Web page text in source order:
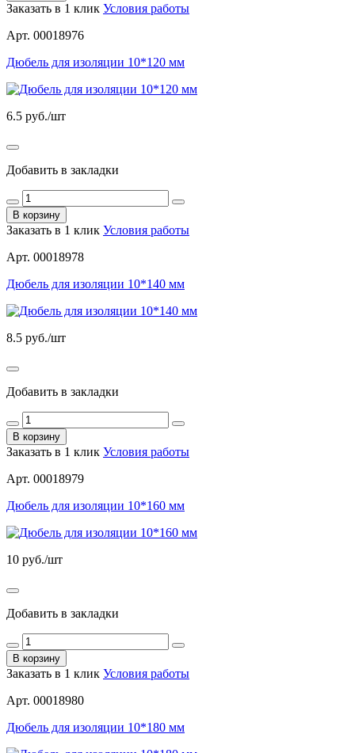
Заказать в 1 клик Условия работы
Арт. 00018976
Дюбель для изоляции 10*120 мм
6.5 руб./шт
Добавить в закладки
В корзину
Заказать в 1 клик Условия работы
Арт. 00018978
Дюбель для изоляции 10*140 мм
8.5 руб./шт
Добавить в закладки
В корзину
Заказать в 1 клик Условия работы
Арт. 00018979
Дюбель для изоляции 10*160 мм
10 руб./шт
Добавить в закладки
В корзину
Заказать в 1 клик Условия работы
Арт. 00018980
Дюбель для изоляции 10*180 мм